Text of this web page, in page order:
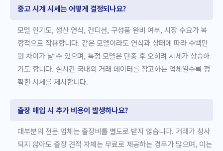
중고 시계 시세는 어떻게 결정되나요?
모델 인기도, 생산 연식, 컨디션, 구성품 완비 여부, 시장 수요가 복
합적으로 작용합니다. 같은 모델이라도 연식과 상태에 따라 수백만
원 차이가 날 수 있으며, 특정 모델은 단종 후 오히려 시세가 상승하
기도 합니다. 실시간 국내외 거래 데이터를 참고하는 업체일수록 정
확한 시세를 제시합니다.
출장 매입 시 추가 비용이 발생하나요?
대부분의 전문 업체는 출장비를 별도로 받지 않습니다. 거래가 성사
되지 않아도 출장 견적 자체는 무료로 제공하는 경우가 많으며, 이는